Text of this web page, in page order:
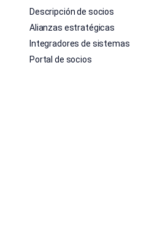
Descripción de socios
Alianzas estratégicas
Integradores de sistemas
Portal de socios